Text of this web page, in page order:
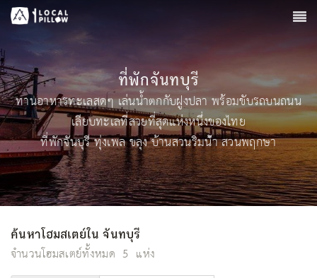
ที่พักจันทบุรี
ทานอาหารทะเลสดๆ เล่นน้ำตกกับฝูงปลา พร้อมขับรถบนถนน
เลียบทะเลที่สวยที่สุดแห่งหนึ่งของไทย
ที่พักจันบุรี ทุ่งเพล ขลุง บ้านสวนริมน้ํา สวนพฤกษา
ค้นหาโฮมสเตย์ใน จันทบุรี
จำนวนโฮมสเตย์ทั้งหมด 5 แห่ง